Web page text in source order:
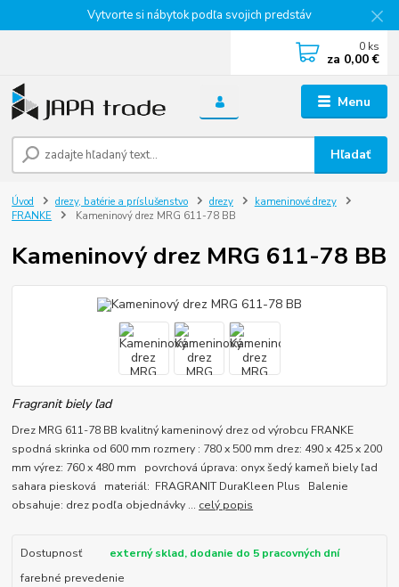
Vytvorte si nábytok podľa svojich predstáv
Menu
Hľadať
0 ks
za 0,00 €
Úvod drezy, batérie a príslušenstvo drezy
kameninové drezy
FRANKE
Kameninový drez MRG 611-78 BB
Kameninový drez MRG 611-78 BB
Fragranit biely ľad
Drez MRG 611-78 BB kvalitný kameninový drez od výrobcu FRANKE
spodná skrinka od 600 mm rozmery : 780 x 500 mm drez: 490 x 425 x 200
mm výrez: 760 x 480 mm povrchová úprava: onyx šedý kameň biely ľad
sahara piesková materiál: FRAGRANIT DuraKleen Plus Balenie
obsahuje: drez podľa objednávky ... celý popis
Dostupnosť
externý sklad, dodanie do 5 pracovných dní
farebné prevedenie